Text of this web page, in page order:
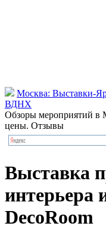
Москва: Выставки-
ВДНХ
Обзоры мероприятий в
цены. Отзывы
Выставка
интерьера
DecoRoom